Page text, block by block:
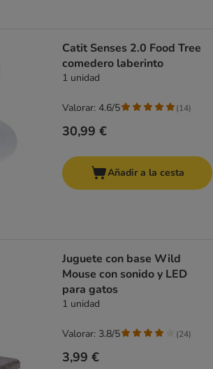
Catit Senses 2.0 Food Tree
comedero laberinto
1 unidad
30,99 €
Valorar: 4.6/5 (14)
Añadir a la cesta
Juguete con base Wild
Mouse con sonido y LED
para gatos
1 unidad
3,99 €
Valorar: 3.8/5 (24)